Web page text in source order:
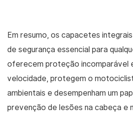
Em resumo, os capacetes
de segurança essencial para
oferecem proteção incomparável
velocidade, protegem o
ambientais e desempenham um
prevenção de lesões na cabeça e